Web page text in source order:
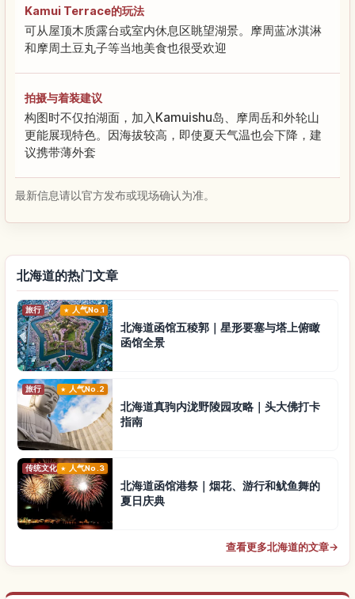
Kamui Terrace的玩法
可从屋顶木质露台或室内休息区眺望湖景。摩周蓝冰淇淋
和摩周土豆丸子等当地美食也很受欢迎
拍摄与着装建议
构图时不仅拍湖面，加入Kamuishu岛、摩周岳和外轮山
更能展现特色。因海拔较高，即使夏天气温也会下降，建
议携带薄外套
最新信息请以官方发布或现场确认为准。
北海道的热门文章
旅行 人气No.1
北海道函馆五稜郭｜星形要塞与塔上俯瞰
函馆全景
旅行 人气No.2
北海道真驹内泷野陵园攻略｜头大佛打卡
指南
传统文化 人气No.3
北海道函馆港祭｜烟花、游行和鱿鱼舞的
夏日庆典
查看更多北海道的文章→